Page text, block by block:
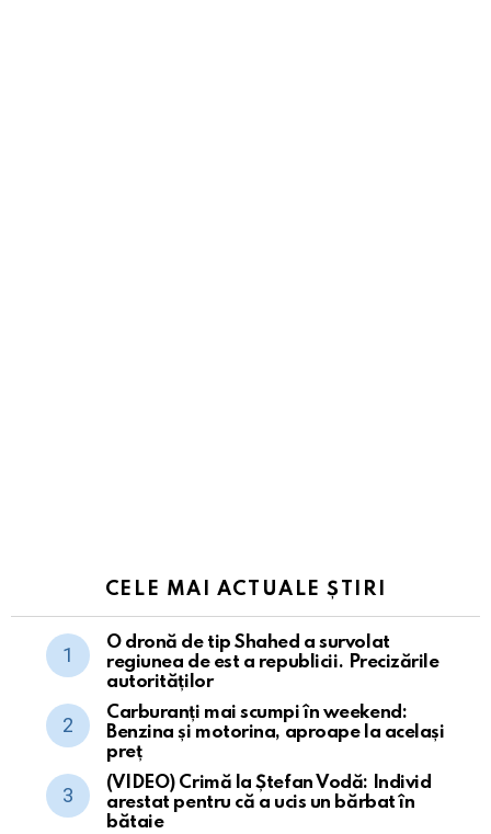
CELE MAI ACTUALE ȘTIRI
O dronă de tip Shahed a survolat
regiunea de est a republicii. Precizările
autorităților
Carburanți mai scumpi în weekend:
Benzina și motorina, aproape la același
preț
(VIDEO) Crimă la Ștefan Vodă: Individ
arestat pentru că a ucis un bărbat în
bătaie